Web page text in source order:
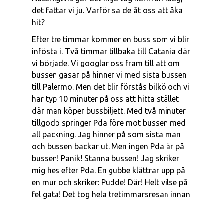
det fattar vi ju. Varför sa de åt oss att åka
hit?
Efter tre timmar kommer en buss som vi blir
infösta i. Två timmar tillbaka till Catania där
vi började. Vi googlar oss fram till att om
bussen gasar på hinner vi med sista bussen
till Palermo. Men det blir förstås bilkö och vi
har typ 10 minuter på oss att hitta stället
där man köper bussbiljett. Med två minuter
tillgodo springer Pda före mot bussen med
all packning. Jag hinner på som sista man
och bussen backar ut. Men ingen Pda är på
bussen! Panik! Stanna bussen! Jag skriker
mig hes efter Pda. En gubbe klättrar upp på
en mur och skriker: Pudde! Där! Helt vilse på
fel gata! Det tog hela tretimmarsresan innan